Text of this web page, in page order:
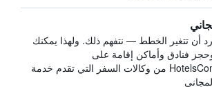
أن تتغير الخطط — نتفهم ذلك. ولهذا يمكنك
فنادق وأماكن إقامة على
HotelsCombined من وكالات السفر التي تقدم خدمة